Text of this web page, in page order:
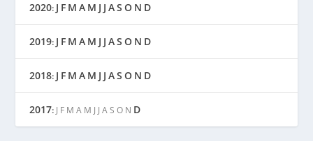
2020: J F M A M J J AS O N D
2019: J F M A M J J AS O N D
2018: J F M A M J J AS O N D
2017: J F M A M J J A S O N D